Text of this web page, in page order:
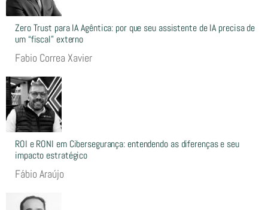
Zero Trust para IA Agêntica: por que seu assistente de IA precisa de
um “fiscal” externo
Fabio Correa Xavier
ROI e RONI em Cibersegurança: entendendo as diferenças e seu
impacto estratégico
Fábio Araújo